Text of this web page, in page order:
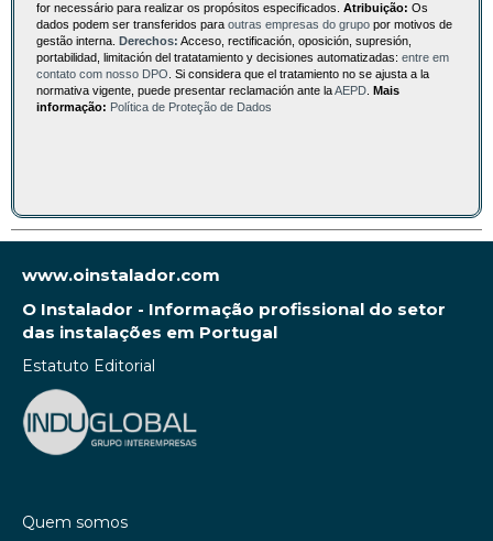
for necessário para realizar os propósitos especificados. Atribuição: Os
dados podem ser transferidos para outras empresas do grupo por motivos de
gestão interna. Derechos: Acceso, rectificación, oposición, supresión,
portabilidad, limitación del tratatamiento y decisiones automatizadas: entre em
contato com nosso DPO. Si considera que el tratamiento no se ajusta a la
normativa vigente, puede presentar reclamación ante laAEPD. Mais
informação: Política de Proteção de Dados
www.oinstalador.com
O Instalador - Informação profissional do setor
das instalações em Portugal
Estatuto Editorial
Quem somos